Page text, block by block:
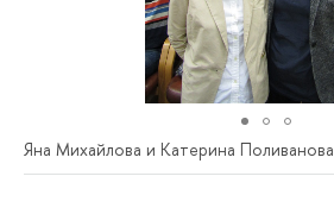
Яна Михайлова и Катерина Поливанова